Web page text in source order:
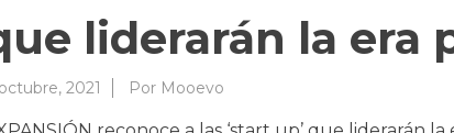
liderarán la era
2021 Por Mooevo